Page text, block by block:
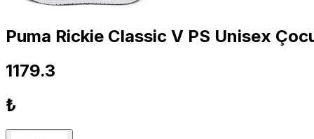
Puma Rickie Classic V PS Unisex
1179.3
₺